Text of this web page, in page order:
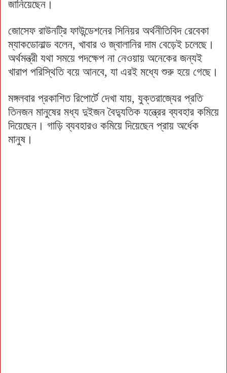
জানিয়েছেন।
জোসেফ রাউনট্রি ফাউন্ডেশনের সিনিয়র অর্থনীতিবিদ রেবেকা
ম্যাকডোনাল্ড বলেন, খাবার ও জ্বালানির দাম বেড়েই চলেছে।
অর্থমন্ত্রী যথা সময়ে পদক্ষেপ না নেওয়ায় অনেকের জন্যই
খারাপ পরিস্থিতি বয়ে আনবে, যা এরই মধ্যে শুরু হয়ে গেছে।
মঙ্গলবার প্রকাশিত রিপোর্টে দেখা যায়, যুক্তরাজ্যের প্রতি
তিনজন মানুষের মধ্য দুইজন বৈদ্যুতিক যন্ত্রের ব্যবহার কমিয়ে
দিয়েছেন। গাড়ি ব্যবহারও কমিয়ে দিয়েছেন প্রায় অর্ধেক
মানুষ।